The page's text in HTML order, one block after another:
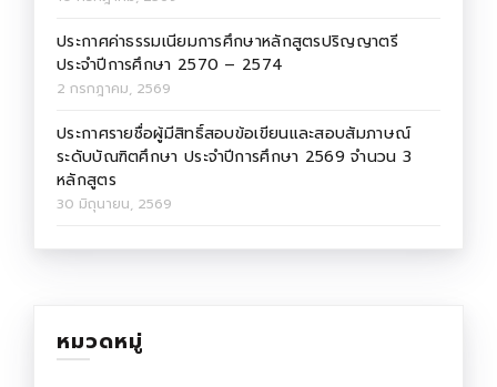
ประกาศค่าธรรมเนียมการศึกษาหลักสูตรปริญญาตรี
ประจำปีการศึกษา 2570 – 2574
2 กรกฎาคม, 2569
ประกาศรายชื่อผู้มีสิทธิ์สอบข้อเขียนและสอบสัมภาษณ์
ระดับบัณฑิตศึกษา ประจำปีการศึกษา 2569 จำนวน 3
หลักสูตร
30 มิถุนายน, 2569
หมวดหมู่